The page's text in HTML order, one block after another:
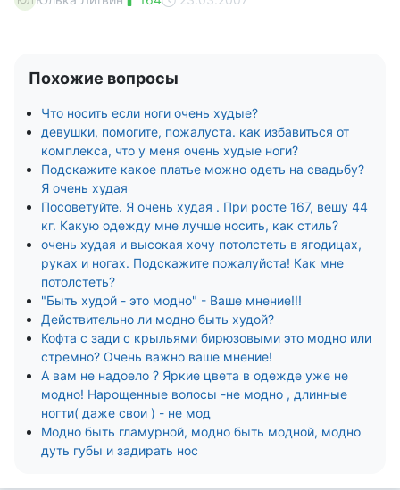
Похожие вопросы
Что носить если ноги очень худые?
девушки, помогите, пожалуста. как избавиться от
комплекса, что у меня очень худые ноги?
Подскажите какое платье можно одеть на свадьбу?
Я очень худая
Посоветуйте. Я очень худая . При росте 167, вешу 44
кг. Какую одежду мне лучше носить, как стиль?
очень худая и высокая хочу потолстеть в ягодицах,
руках и ногах. Подскажите пожалуйста! Как мне
потолстеть?
"Быть худой - это модно" - Ваше мнение!!!
Действительно ли модно быть худой?
Кофта с зади с крыльями бирюзовыми это модно или
стремно? Очень важно ваше мнение!
А вам не надоело ? Яркие цвета в одежде уже не
модно! Нарощенные волосы -не модно , длинные
ногти( даже свои ) - не мод
Модно быть гламурной, модно быть модной, модно
дуть губы и задирать нос